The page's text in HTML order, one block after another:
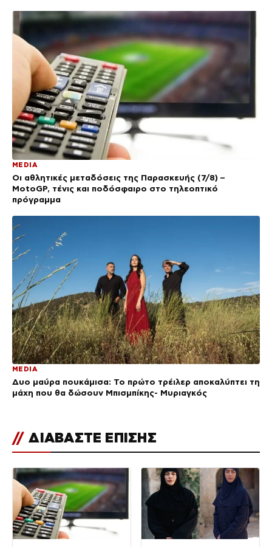
MEDIA
Οι αθλητικές μεταδόσεις της Παρασκευής (7/8) –
MotoGP, τένις και ποδόσφαιρο στο τηλεοπτικό
πρόγραμμα
MEDIA
Δυο μαύρα πουκάμισα: Το πρώτο τρέιλερ αποκαλύπτει τη
μάχη που θα δώσουν Μπισμπίκης- Μυριαγκός
// ΔΙΑΒΑΣΤΕ ΕΠΙΣΗΣ